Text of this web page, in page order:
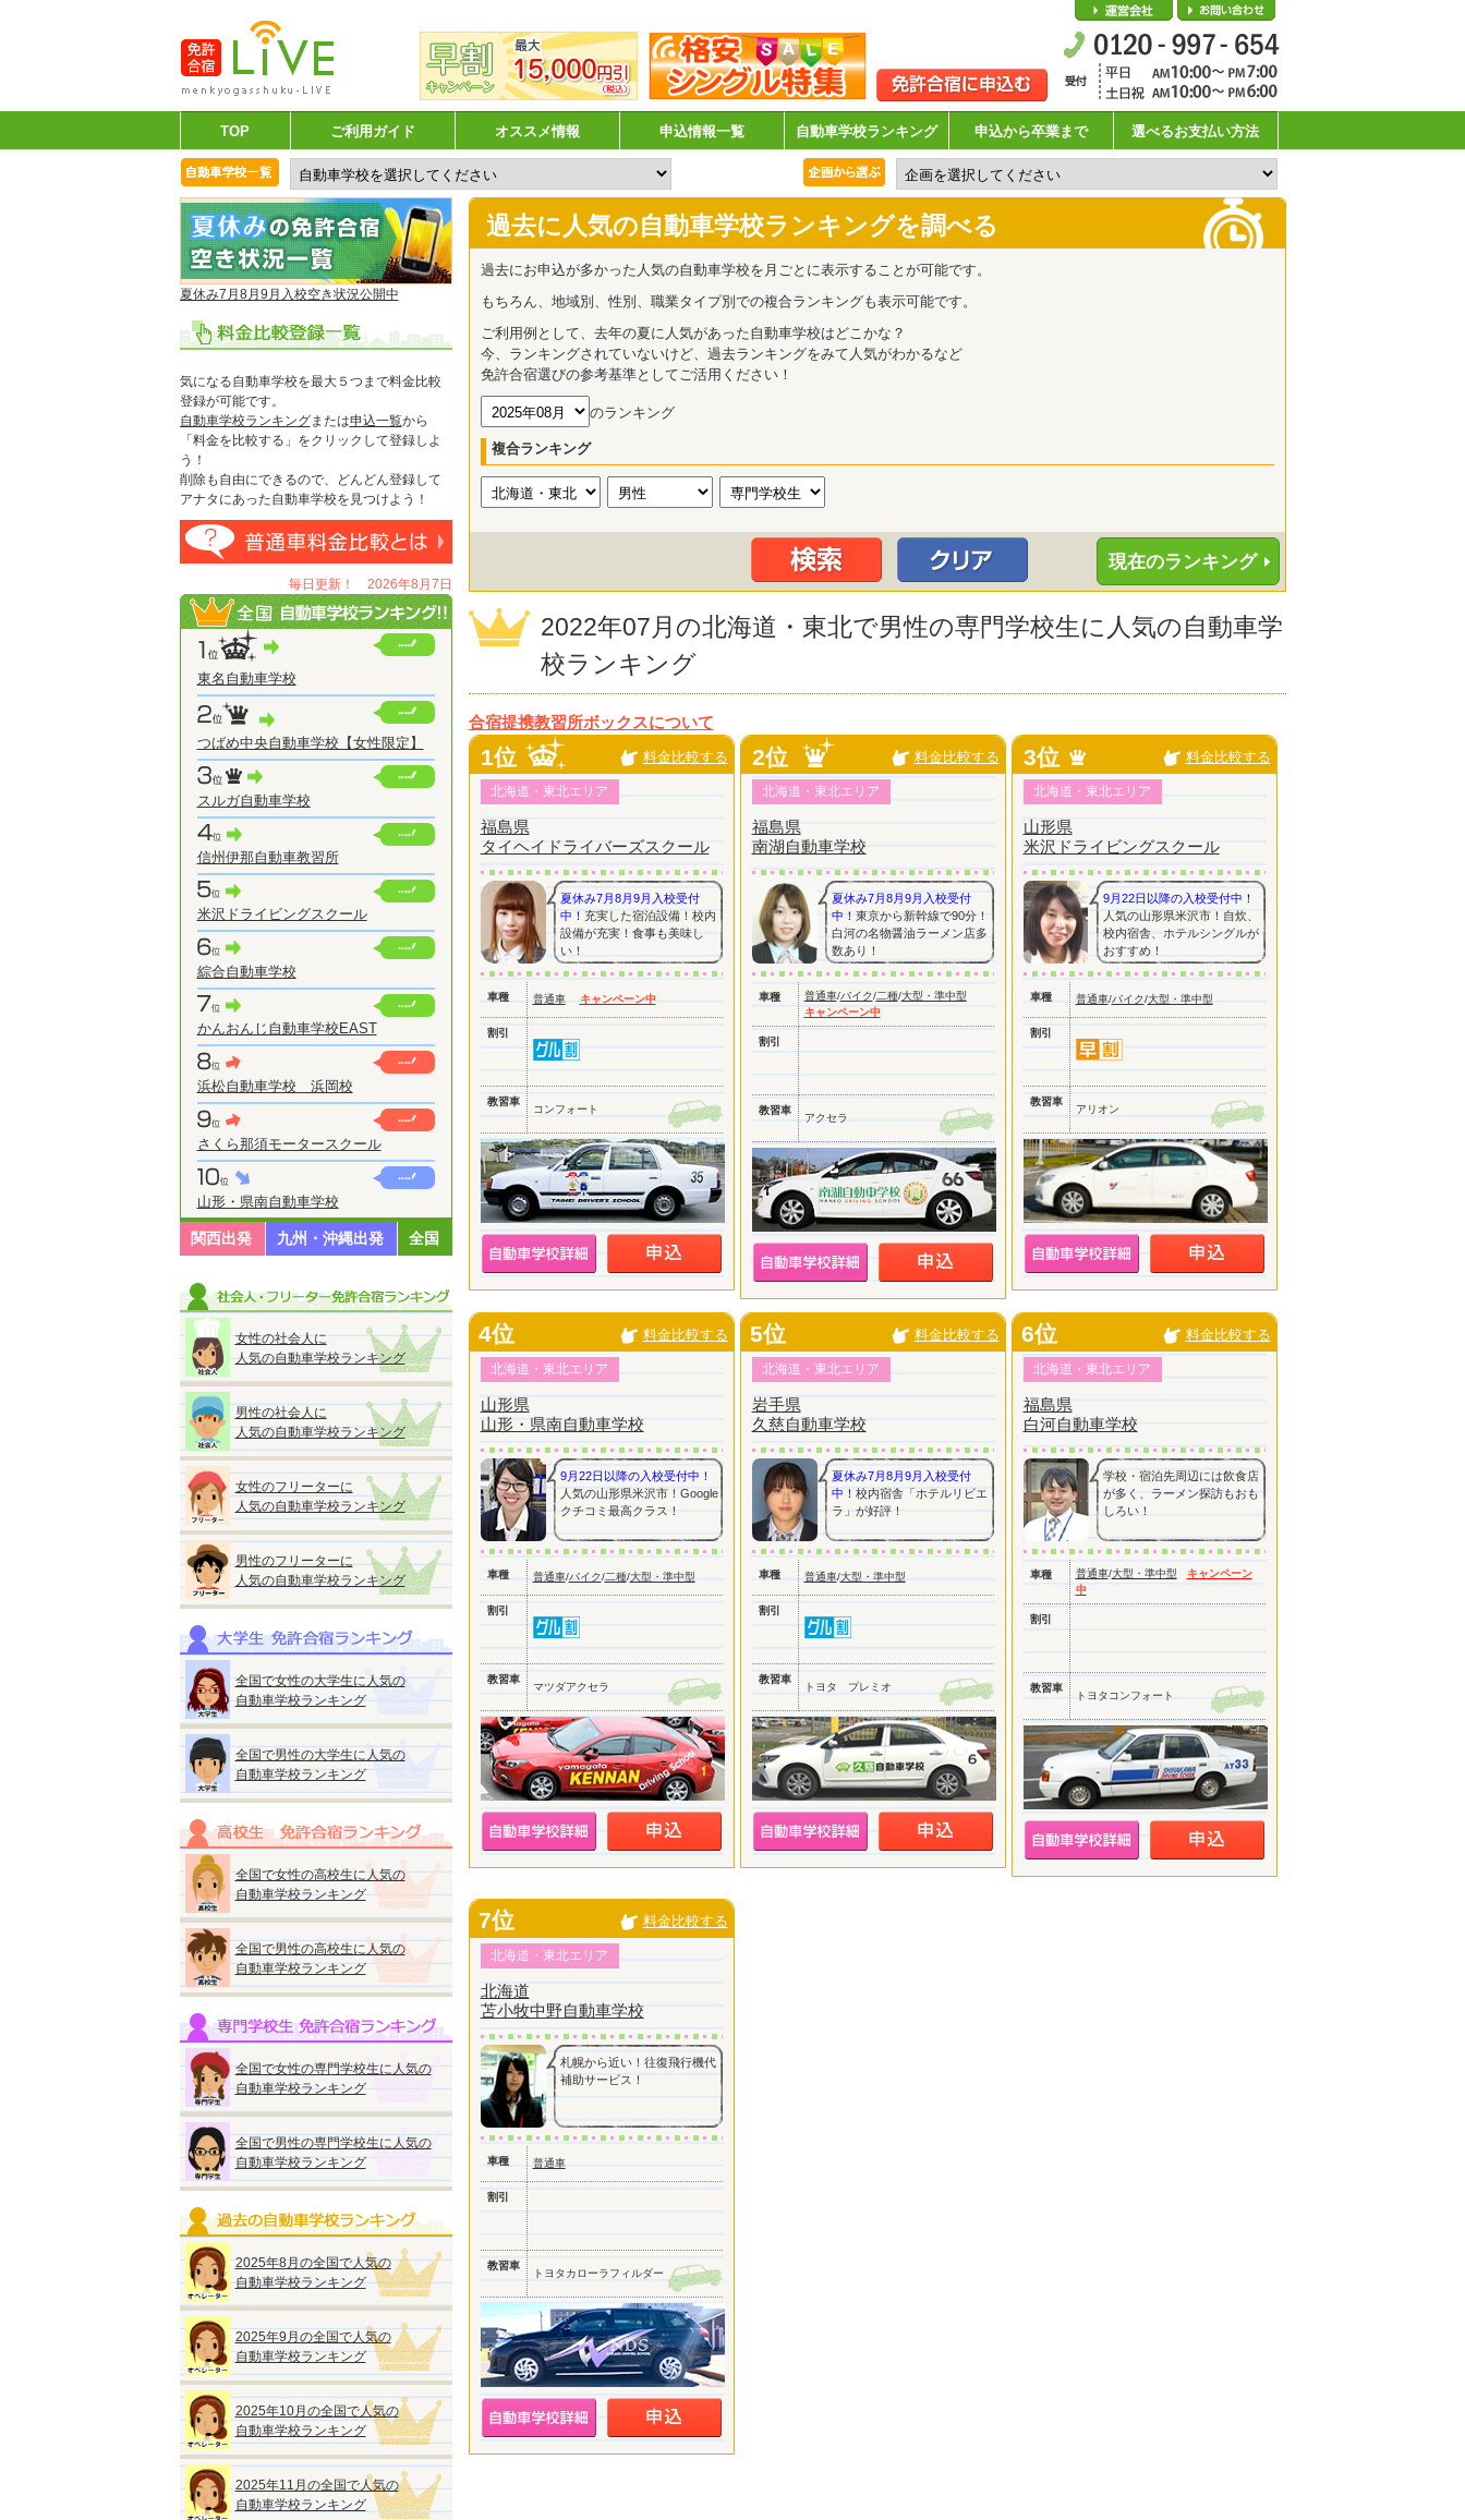
会社概要
TOP ご利用ガイド オススメ情報 申込情報一覧 自動車学校ランキング 申込から卒業まで 選べるお支払い方法
夏休み7月8月9月入校空き状況公開中
気になる自動車学校を最大５つまで料金比較
登録が可能です。
自動車学校ランキングまたは申込一覧から
「料金を比較する」をクリックして登録しよ
う！
削除も自由にできるので、どんどん登録して
アナタにあった自動車学校を見つけよう！
毎日更新！ 2026年8月7日
東名自動車学校
つばめ中央自動車学校【女性限定】
スルガ自動車学校
信州伊那自動車教習所
米沢ドライビングスクール
綜合自動車学校
かんおんじ自動車学校EAST
浜松自動車学校 浜岡校
さくら那須モータースクール
山形・県南自動車学校
関西出発 九州・沖縄出発 全国
女性の社会人に
人気の自動車学校ランキング
男性の社会人に
人気の自動車学校ランキング
女性のフリーターに
人気の自動車学校ランキング
男性のフリーターに
人気の自動車学校ランキング
全国で女性の大学生に人気の
自動車学校ランキング
全国で男性の大学生に人気の
自動車学校ランキング
全国で女性の高校生に人気の
自動車学校ランキング
全国で男性の高校生に人気の
自動車学校ランキング
全国で女性の専門学校生に人気の
自動車学校ランキング
全国で男性の専門学校生に人気の
自動車学校ランキング
2025年8月の全国で人気の
自動車学校ランキング
2025年9月の全国で人気の
自動車学校ランキング
2025年10月の全国で人気の
自動車学校ランキング
2025年11月の全国で人気の
自動車学校ランキング
過去に人気の自動車学校ランキングを調べる
過去にお申込が多かった人気の自動車学校を月ごとに表示することが可能です。
もちろん、地域別、性別、職業タイプ別での複合ランキングも表示可能です。
ご利用例として、去年の夏に人気があった自動車学校はどこかな？
今、ランキングされていないけど、過去ランキングをみて人気がわかるなど
免許合宿選びの参考基準としてご活用ください！
のランキング
複合ランキング
現在のランキング
2022年07月の北海道・東北で男性の専門学校生に人気の自動車学
校ランキング
合宿提携教習所ボックスについて
1位 料金比較する
北海道・東北エリア
福島県
タイヘイドライバーズスクール
夏休み7月8月9月入校受付
中！ 充実した宿泊設備！校内
設備が充実！食事も美味し
い！
車種 普通車 キャンペーン中
割引
教習車
コンフォート
2位 料金比較する
北海道・東北エリア
福島県
南湖自動車学校
夏休み7月8月9月入校受付
中！ 東京から新幹線で90分！
白河の名物醤油ラーメン店多
数あり！
車種 普通車/バイク/二種/大型・準中型
キャンペーン中
割引
教習車
アクセラ
3位 料金比較する
北海道・東北エリア
山形県
米沢ドライビングスクール
9月22日以降の入校受付中！
人気の山形県米沢市！自炊、
校内宿舎、ホテルシングルが
おすすめ！
車種 普通車/バイク/大型・準中型
割引
教習車
アリオン
4位 料金比較する
北海道・東北エリア
山形県
山形・県南自動車学校
9月22日以降の入校受付中！
人気の山形県米沢市！Google
クチコミ最高クラス！
車種 普通車/バイク/二種/大型・準中型
割引
教習車
マツダアクセラ
5位 料金比較する
北海道・東北エリア
岩手県
久慈自動車学校
夏休み7月8月9月入校受付
中！ 校内宿舎「ホテルリビエ
ラ」が好評！
車種 普通車/大型・準中型
割引
教習車
トヨタ プレミオ
6位 料金比較する
北海道・東北エリア
福島県
白河自動車学校
学校・宿泊先周辺には飲食店
が多く、ラーメン探訪もおも
しろい！
車種 普通車/大型・準中型
キャンペーン
中
割引
教習車
トヨタコンフォート
7位 料金比較する
北海道・東北エリア
北海道
苫小牧中野自動車学校
札幌から近い！往復飛行機代
補助サービス！
車種 普通車
割引
教習車
トヨタカローラフィルダー